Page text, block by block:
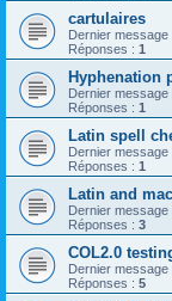
cartulaires
Dernier message
Réponses : 1
Hyphenation
Dernier message
Réponses : 1
Latin spell
Dernier message
Réponses : 1
Latin and
Dernier message
Réponses : 3
COL2.0
Dernier message
Réponses : 5